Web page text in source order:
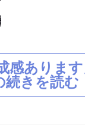
あります
きを読む